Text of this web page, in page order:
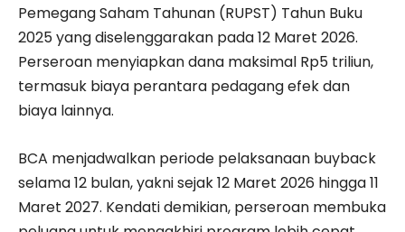
Pemegang Saham Tahunan (RUPST) Tahun Buku
2025 yang diselenggarakan pada 12 Maret 2026.
Perseroan menyiapkan dana maksimal Rp5 triliun,
termasuk biaya perantara pedagang efek dan
biaya lainnya.
BCA menjadwalkan periode pelaksanaan buyback
selama 12 bulan, yakni sejak 12 Maret 2026 hingga 11
Maret 2027. Kendati demikian, perseroan membuka